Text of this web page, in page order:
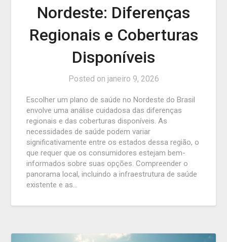
Nordeste: Diferenças
Regionais e Coberturas
Disponíveis
Posted on janeiro 9, 2026
Escolher um plano de saúde no Nordeste do Brasil
envolve uma análise cuidadosa das diferenças
regionais e das coberturas disponíveis. As
necessidades de saúde podem variar
significativamente entre os estados dessa região, o
que requer que os consumidores estejam bem-
informados sobre suas opções. Compreender o
panorama local, incluindo a infraestrutura de saúde
existente e as…